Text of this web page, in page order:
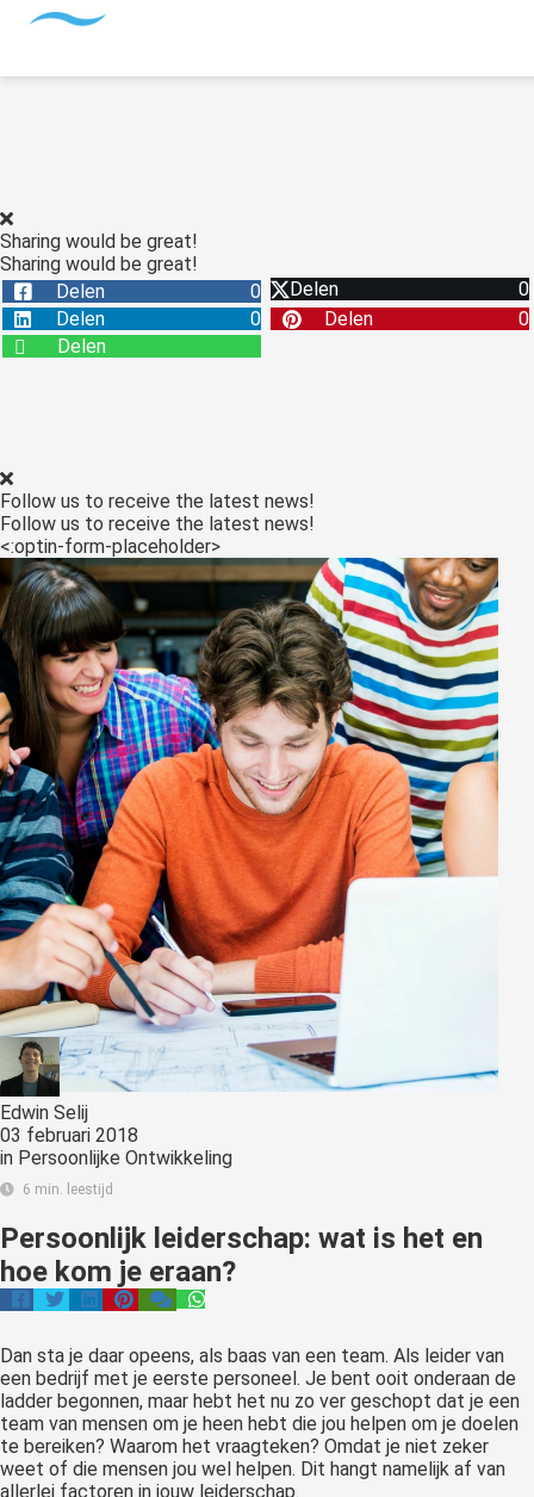
Sharing would be great!
Sharing would be great!
Delen
0 Delen
0
Delen
0 Delen
0
Delen
Follow us to receive the latest news!
Follow us to receive the latest news!
<:optin-form-placeholder>
Edwin Selij
03 februari 2018
in Persoonlijke Ontwikkeling
6 min. leestijd
Persoonlijk leiderschap: wat is het en
hoe kom je eraan?
Dan sta je daar opeens, als baas van een team. Als leider van
een bedrijf met je eerste personeel. Je bent ooit onderaan de
ladder begonnen, maar hebt het nu zo ver geschopt dat je een
team van mensen om je heen hebt die jou helpen om je doelen
te bereiken? Waarom het vraagteken? Omdat je niet zeker
weet of die mensen jou wel helpen. Dit hangt namelijk af van
allerlei factoren in jouw leiderschap.